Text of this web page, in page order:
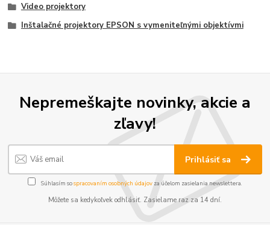
Video projektory
Inštalačné projektory EPSON s vymeniteľnými objektívmi
Nepremeškajte novinky, akcie a
zľavy!
Prihlásiť sa
Súhlasím sospracovaním osobných údajov za účelom zasielania newslettera.
Môžete sa kedykoľvek odhlásiť. Zasielame raz za 14 dní.